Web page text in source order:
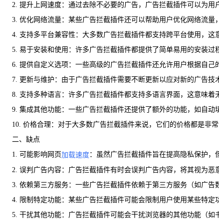
2. 提升上网速度：通过去除不必要的广告，广告拦截插件可以为
3. 优化网络流量：某些广告拦截插件还可以帮助用户优化网络流量
4. 支持多平台兼容性：大多数广告拦截插件都支持跨平台使用，
5. 易于安装和使用：许多广告拦截插件都提供了简单易用的安装
6. 提供自定义选项：一些高级的广告拦截插件还允许用户根据自
7. 更新与维护：由于广告拦截插件需要不断更新以应对新的广告
8. 支持多种语言：许多广告拦截插件都支持多语言界面，这意味着
9. 集成其他功能：一些广告拦截插件还提供了额外的功能，如自
10. 价格合理：对于大多数广告拦截插件来说，它们的价格都是非
二、缺点
1. 可能影响网页加载速度：虽然广告拦截插件旨在提高隐私保护，
2. 误判广告内容：广告拦截插件有时会误判广告内容，将其视为
3. 依赖第三方服务：一些广告拦截插件依赖于第三方服务（如广
4. 限制特定功能：某些广告拦截插件可能会限制用户使用某些特
5. 干扰其他功能：广告拦截插件可能会干扰浏览器的其他功能（